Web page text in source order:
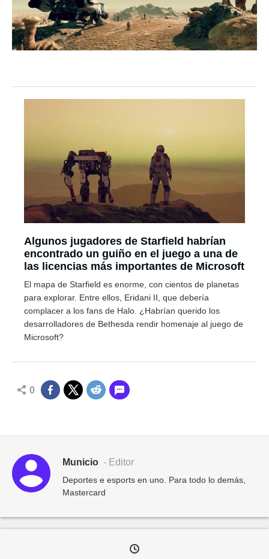
Algunos jugadores de Starfield habrían
encontrado un guiño en el juego a una de
las licencias más importantes de Microsoft
El mapa de Starfield es enorme, con cientos de planetas
para explorar. Entre ellos, Eridani II, que debería
complacer a los fans de Halo. ¿Habrían querido los
desarrolladores de Bethesda rendir homenaje al juego de
Microsoft?
0
Municio - Editor
Deportes e esports en uno. Para todo lo demás,
Mastercard